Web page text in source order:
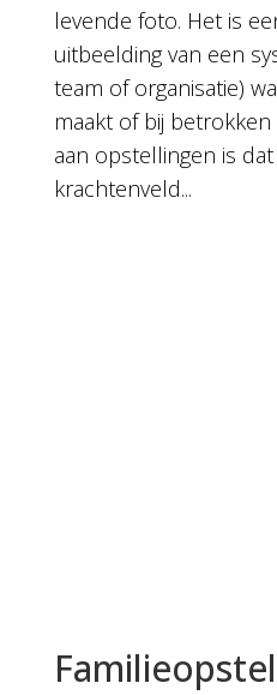
levende foto. Het is
uitbeelding van een
team of organisatie)
maakt of bij
aan opstellingen is
krachtenveld...